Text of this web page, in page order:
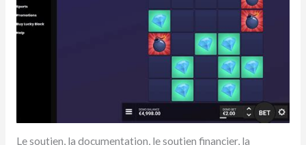
Le soutien, la documentation, le soutien financier, la